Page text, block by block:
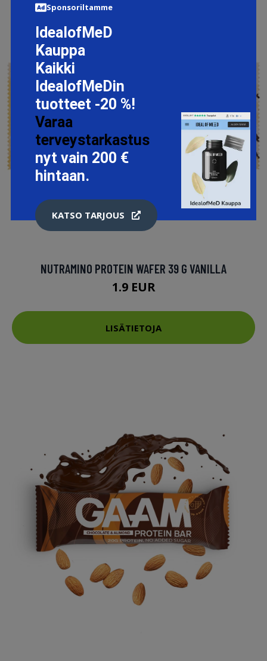
NUTRAMINO PROTEIN WAFER 39 G VANILLA
1.9 EUR
LISÄTIETOJA
Sponsoriltamme
IdealofMeD
Kauppa
Kaikki
IdealofMeDin
tuotteet -20 %!
Varaa
terveystarkastus
nyt vain 200 €
hintaan.
KATSO TARJOUS